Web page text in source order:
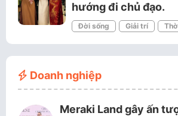
hướng đi chủ đạo.
Đời sống Giải trí
Doanh nghiệp
Meraki Land gây ấn